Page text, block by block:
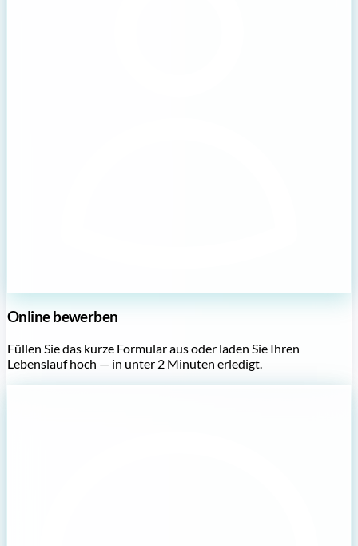
Online bewerben
Füllen Sie das kurze Formular aus oder laden Sie Ihren
Lebenslauf hoch — in unter 2 Minuten erledigt.